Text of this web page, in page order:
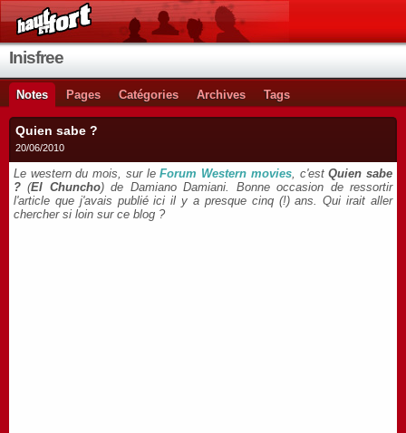
Inisfree
Notes Pages Catégories Archives Tags
Quien sabe ?
20/06/2010
Le western du mois, sur leForum Western movies, c'estQuien sabe
? (El Chuncho) de Damiano Damiani. Bonne occasion de ressortir
l'article que j'avais publié ici il y a presque cinq (!) ans. Qui irait aller
chercher si loin sur ce blog ?